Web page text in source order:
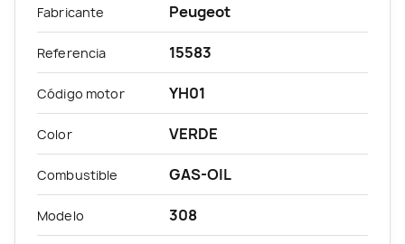
Fabricante Peugeot
Referencia 15583
Código motor YH01
Color VERDE
Combustible GAS-OIL
Modelo 308